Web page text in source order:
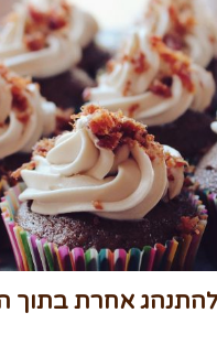
אחרת בתוך